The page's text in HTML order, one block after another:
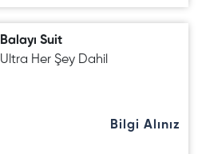
Balayı Suit
Ultra Her Şey Dahil
Bilgi Alınız